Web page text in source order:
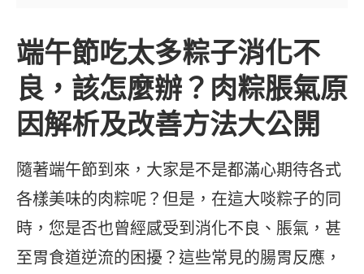
端午節吃太多粽子消化不
良，該怎麼辦？肉粽脹氣原
因解析及改善方法大公開
隨著端午節到來，大家是不是都滿心期待各式
各樣美味的肉粽呢？但是，在這大啖粽子的同
時，您是否也曾經感受到消化不良、脹氣，甚
至胃食道逆流的困擾？這些常見的腸胃反應，